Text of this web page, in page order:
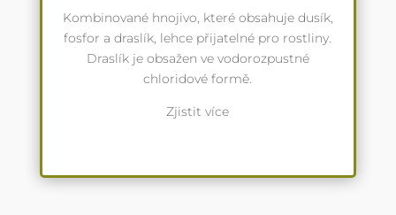
Kombinované hnojivo, které obsahuje dusík,
fosfor a draslík, lehce přijatelné pro rostliny.
Draslík je obsažen ve vodorozpustné
chloridové formě.
Zjistit více